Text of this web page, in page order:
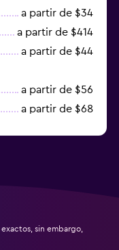
a partir de $34
a partir de $414
a partir de $44
a partir de $56
a partir de $68
sin embargo,